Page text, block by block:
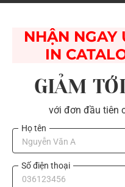
lý. Bạn có thể phân
giao lưu, lời cảm ơn
cách hài hòa và thu hút.
trí sao cho phù hợp
nhất, dễ nhìn và dễ theo
NHẬN NGAY
IN
GIẢM
với đơn đầu tiên
Họ tên
Số điện thoại